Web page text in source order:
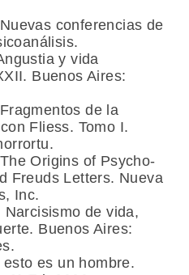
conferencias de
y vida
Buenos Aires:
de la
Fliess. Tomo I.
Origins of Psycho-
Freuds Letters. Nueva
Inc.
Narcisismo de vida,
Buenos Aires:
es un hombre.